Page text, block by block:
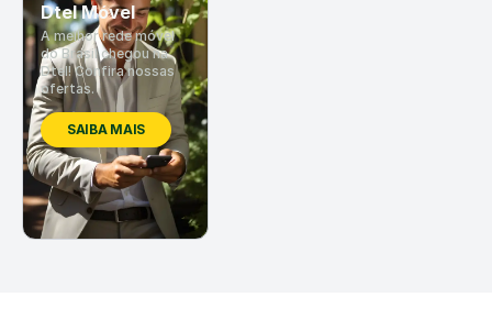
Dtel Móvel
A melhor rede móvel
do Brasil chegou na
Dtel! Confira nossas
ofertas.
SAIBA MAIS